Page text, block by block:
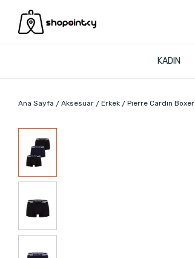
KADIN
Ana Sayfa Aksesuar Erkek Pıerre Cardın Boxer